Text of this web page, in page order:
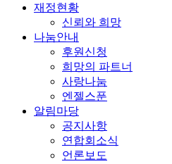
재정현황
신뢰와 희망
나눔안내
후원신청
희망의 파트너
사랑나눔
엔젤스푼
알림마당
공지사항
연합회소식
언론보도